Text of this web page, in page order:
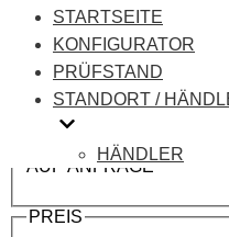
STARTSEITE
KONFIGURATOR
PRÜFSTAND
STANDORT /
HÄNDLER
2008/2009
Leistung:105 PS
Drehmoment:115 NM
Motortyp:Benziner
PREIS
AUF ANFRAGE
PREIS